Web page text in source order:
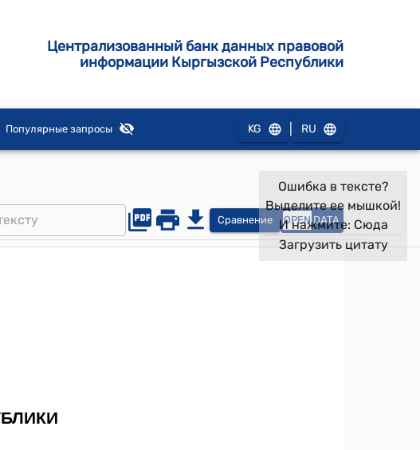
Централизованный банк данных правовой
информации Кыргызской Республики
Популярные запросы KG RU
Сравнение OPEN DATA
Ошибка в тексте?
Выделите ее мышкой!
И нажмите: Сюда
Загрузить цитату